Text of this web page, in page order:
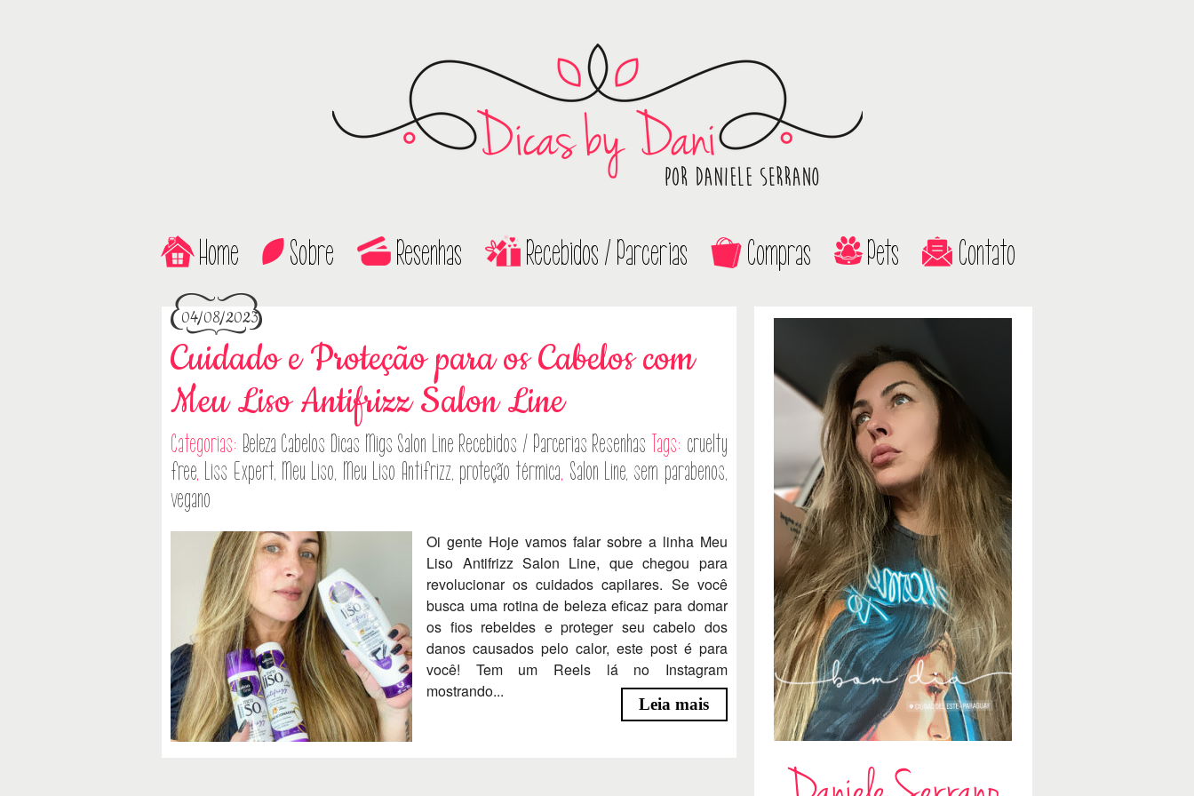
Home Sobre Resenhas Recebidos / Parcerias Compras Pets Contato
04/08/2023
Cuidado e Proteção para os Cabelos com
Meu Liso Antifrizz Salon Line
Categorias: Beleza Cabelos Dicas Migs Salon Line Recebidos / Parcerias Resenhas Tags: cruelty
free, Liss Expert, Meu Liso, Meu Liso Antifrizz, proteção térmica, Salon Line, sem parabenos,
vegano
Oi gente Hoje vamos falar sobre a linha Meu
Liso Antifrizz Salon Line, que chegou para
revolucionar os cuidados capilares. Se você
busca uma rotina de beleza eficaz para domar
os fios rebeldes e proteger seu cabelo dos
danos causados pelo calor, este post é para
você! Tem um Reels lá no Instagram
mostrando...
Leia mais